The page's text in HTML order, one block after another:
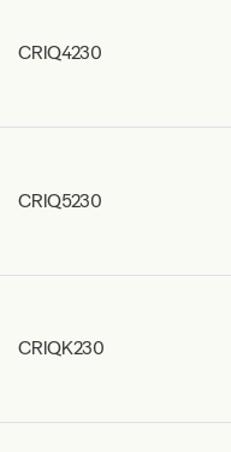
CRIQ4230
CRIQ5230
CRIQK230